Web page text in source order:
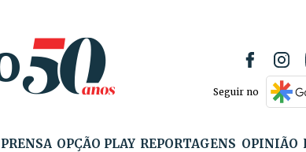
Seguir no
OPÇÃO PLAY REPORTAGENS OPINIÃO